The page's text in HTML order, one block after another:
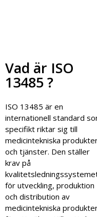
Vad är ISO
13485 ?
ISO 13485 är en
internationell standard
specifikt riktar sig till
medicintekniska
och tjänster. Den ställer
krav på
för utveckling, produktion
och distribution av
medicintekniska